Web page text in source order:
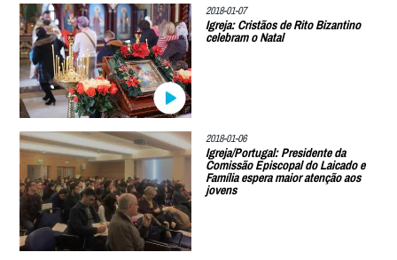
2018-01-07
Igreja: Cristãos de Rito Bizantino
celebram o Natal
2018-01-06
Igreja/Portugal: Presidente da
Comissão Episcopal do Laicado e
Família espera maior atenção aos
jovens